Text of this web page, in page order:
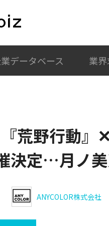
データベース 業
荒野行動』
決定…月ノ
ANYCOLOR株式会社